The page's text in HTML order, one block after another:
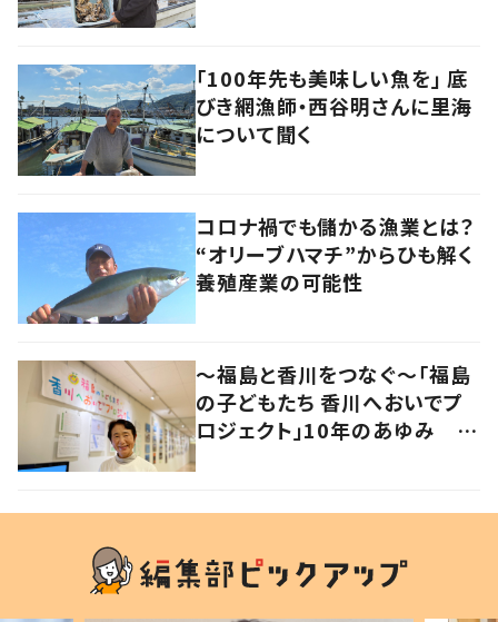
「100年先も美味しい魚を」 底
びき網漁師・西谷明さんに里海
について聞く
コロナ禍でも儲かる漁業とは？
“オリーブハマチ”からひも解く
養殖産業の可能性
～福島と香川をつなぐ～「福島
の子どもたち 香川へおいでプ
ロジェクト」10年のあゆみ #